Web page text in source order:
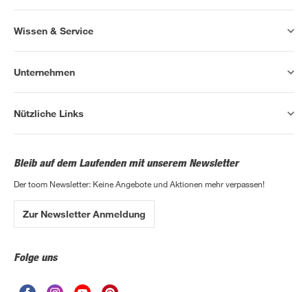
Wissen & Service
Unternehmen
Nützliche Links
Bleib auf dem Laufenden mit unserem Newsletter
Der toom Newsletter: Keine Angebote und Aktionen mehr verpassen!
Zur Newsletter Anmeldung
Folge uns